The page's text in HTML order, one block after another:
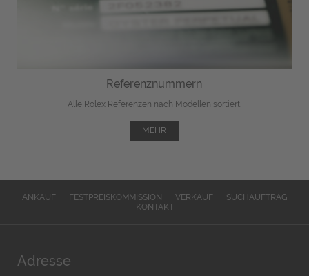
Referenznummern
Alle Rolex Referenzen nach Modellen sortiert.
MEHR
ANKAUF FESTPREISKOMMISSION VERKAUF
SUCHAUFTRAG
KONTAKT
Adresse